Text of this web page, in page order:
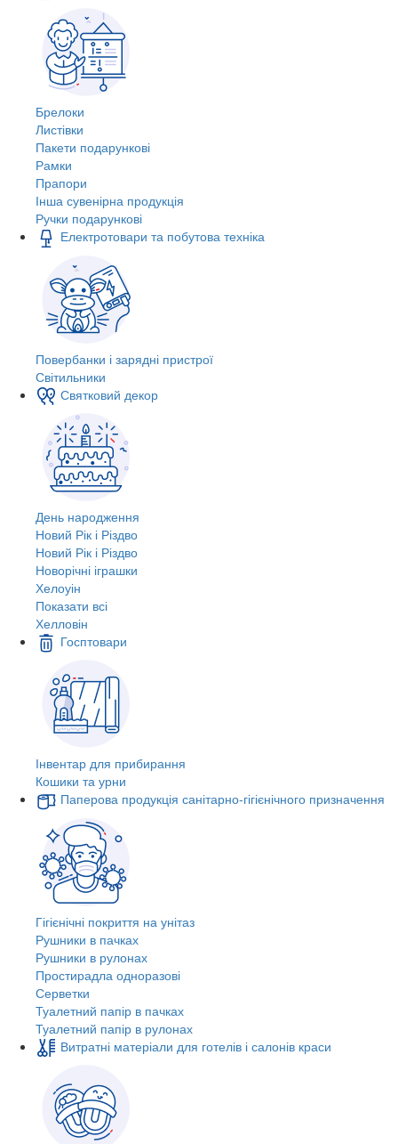
Брелоки
Листівки
Пакети подарункові
Рамки
Прапори
Інша сувенірна продукція
Ручки подарункові
Електротовари та побутова техніка
Повербанки і зарядні пристрої
Світильники
Святковий декор
День народження
Новий Рік і Різдво
Новий Рік і Різдво
Новорічні іграшки
Хелоуін
Показати всі
Хелловін
Госптовари
Інвентар для прибирання
Кошики та урни
Паперова продукція санітарно-гігієнічного призначення
Гігієнічні покриття на унітаз
Рушники в пачках
Рушники в рулонах
Простирадла одноразові
Серветки
Туалетний папір в пачках
Туалетний папір в рулонах
Витратні матеріали для готелів і салонів краси